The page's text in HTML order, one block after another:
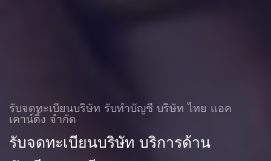
รับจดทะเบียนบริษัท รับทําบัญชี บริษัท ไทย แอค
เคาน์ติ้ง จำกัด
รับจดทะเบียนบริษัท บริการด้าน